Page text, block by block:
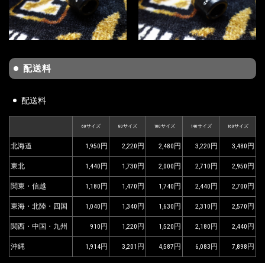
配送料
配送料
60サイズ 80サイズ 100サイズ 140サイズ 160サイズ
北海道 1,950 2,220 2,480 3,220 3,480
東北 1,440 1,730 2,000 2,710 2,950
関東・信越 1,180 1,470 1,740 2,440 2,700
東海・北陸・四国 1,040 1,340 1,630 2,310 2,570
関西・中国・九州 910 1,220 1,520 2,180 2,440
沖縄 1,914 3,201 4,587 6,083 7,898